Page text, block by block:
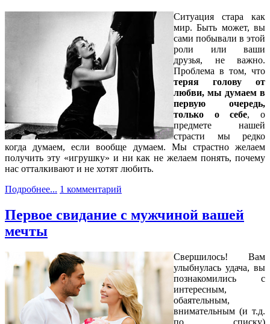
Ситуация стара как
мир. Быть может, вы
сами побывали в этой
роли или ваши
друзья, не важно.
Проблема в том, что
теряя голову от
любви, мы думаем в
первую очередь,
только о себе, о
предмете нашей
страсти мы редко
когда думаем, если вообще думаем. Мы страстно желаем
получить эту «игрушку» и ни как не желаем понять, почему
нас отталкивают и не хотят любить.
Подробнее... 1 комментарий
Первое свидание с мужчиной вашей
мечты
Свершилось! Вам
улыбнулась удача, вы
познакомились с
интересным,
обаятельным,
внимательным (и т.д.
по списку)